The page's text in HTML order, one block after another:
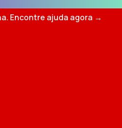
Encontre ajuda agora →